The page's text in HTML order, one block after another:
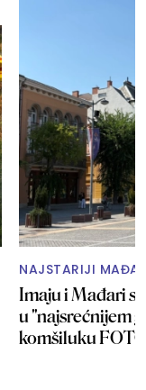
NAJSTARIJI
Imaju i Mađari
u "najsrećnijem
komšiluku